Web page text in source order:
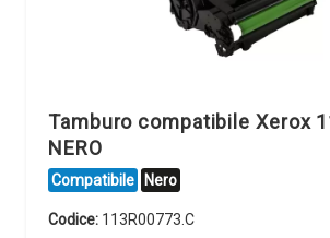
Tamburo compatibile Xerox
NERO
Compatibile Nero
Codice: 113R00773.C